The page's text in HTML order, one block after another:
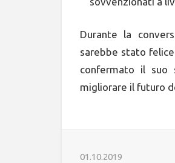
Durante la
sarebbe stato felice
confermato il suo
migliorare il futuro
01.10.2019